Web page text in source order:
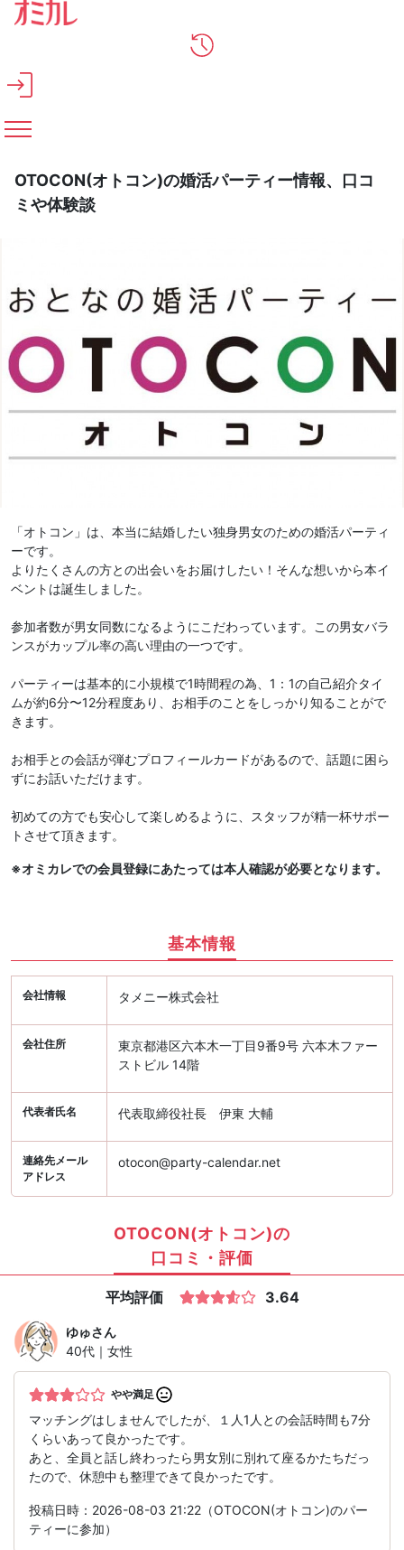
メインコンテンツへスキップ
OTOCON(オトコン)の婚活パーティー情報、口コ
ミや体験談
「オトコン」は、本当に結婚したい独身男女のための婚活パーティ
ーです。
よりたくさんの方との出会いをお届けしたい！そんな想いから本イ
ベントは誕生しました。
参加者数が男女同数になるようにこだわっています。この男女バラ
ンスがカップル率の高い理由の一つです。
パーティーは基本的に小規模で1時間程の為、1：1の自己紹介タイ
ムが約6分〜12分程度あり、お相手のことをしっかり知ることがで
きます。
お相手との会話が弾むプロフィールカードがあるので、話題に困ら
ずにお話いただけます。
初めての方でも安心して楽しめるように、スタッフが精一杯サポー
トさせて頂きます。
※オミカレでの会員登録にあたっては本人確認が必要となります。
基本情報
会社情報 タメニー株式会社
会社住所
東京都港区六本木一丁目9番9号 六本木ファー
ストビル 14階
代表者氏名 代表取締役社長 伊東 大輔
連絡先メール
アドレス
otocon@party-calendar.net
OTOCON(オトコン)の
口コミ・評価
平均評価 3.64
ゆゅさん
40代｜女性
やや満足
マッチングはしませんでしたが、１人1人との会話時間も7分
くらいあって良かったです。
あと、全員と話し終わったら男女別に別れて座るかたちだっ
たので、休憩中も整理できて良かったです。
投稿日時：2026-08-03 21:22（OTOCON(オトコン)のパー
ティーに参加）